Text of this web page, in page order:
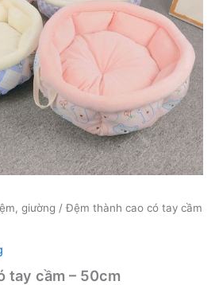
giường / Đệm thành cao có tay cầm
tay cầm – 50cm